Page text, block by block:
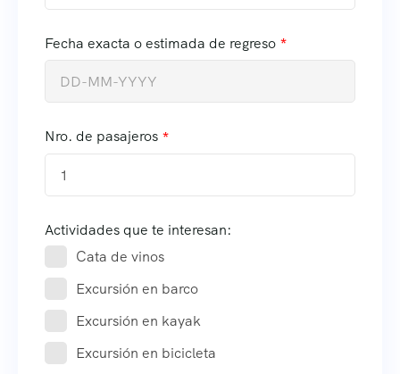
Fecha exacta o estimada de regreso
Nro. de pasajeros
1
Actividades que te interesan:
Cata de vinos
Excursión en barco
Excursión en kayak
Excursión en bicicleta